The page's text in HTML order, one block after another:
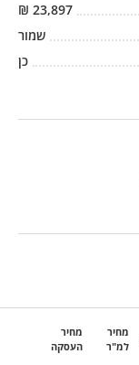
23,897
₪
שמור
כן
מחיר
למ"ר
מחיר
העסקה